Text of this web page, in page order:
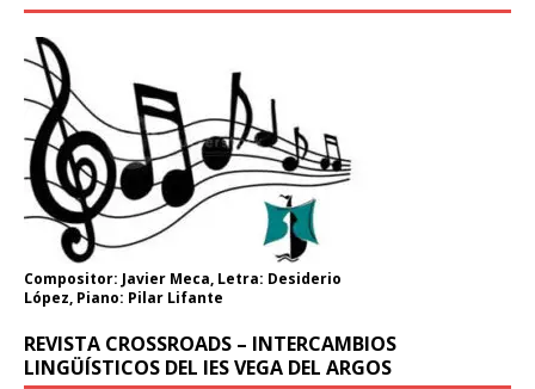
Compositor: Javier Meca, Letra: Desiderio
López, Piano: Pilar Lifante
REVISTA CROSSROADS – INTERCAMBIOS
LINGÜÍSTICOS DEL IES VEGA DEL ARGOS